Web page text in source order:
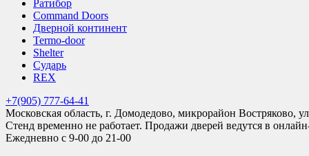
Ратибор
Command Doors
Дверной континент
Termo-door
Shelter
Сударь
REX
+7(905) 777-64-41
Московская область, г. Домодедово, микрорайон Востряково,
Стенд временно не работает. Продажи дверей ведутся в
Ежедневно с 9-00 до 21-00